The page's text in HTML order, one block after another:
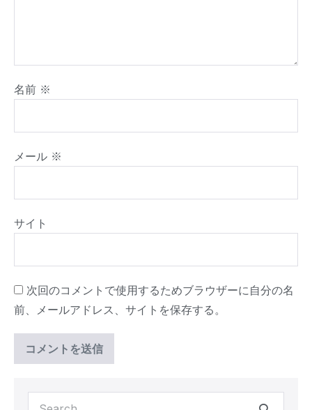
名前 ※
メール ※
サイト
次回のコメントで使用するためブラウザーに自分の名
前、メールアドレス、サイトを保存する。